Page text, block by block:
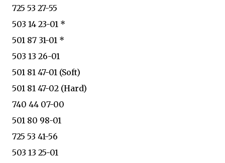
725 53 27-55
503 14 23-01 *
501 87 31-01 *
503 13 26-01
501 81 47-01 (Soft)
501 81 47-02 (Hard)
740 44 07-00
501 80 98-01
725 53 41-56
503 13 25-01